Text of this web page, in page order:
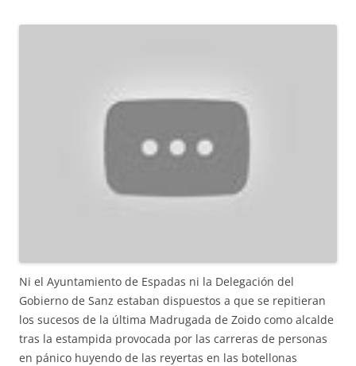
Ni el Ayuntamiento de Espadas ni la Delegación del
Gobierno de Sanz estaban dispuestos a que se repitieran
los sucesos de la última Madrugada de Zoido como alcalde
tras la estampida provocada por las carreras de personas
en pánico huyendo de las reyertas en las botellonas